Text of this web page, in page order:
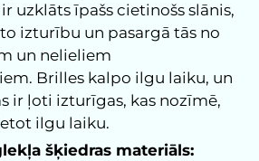
uzklāts īpašs cietinošs slānis,
izturību un pasargā tās no
un nelieliem
Brilles kalpo ilgu laiku, un
ir ļoti izturīgas, kas nozīmē,
ilgu laiku.
šķiedras materiāls: